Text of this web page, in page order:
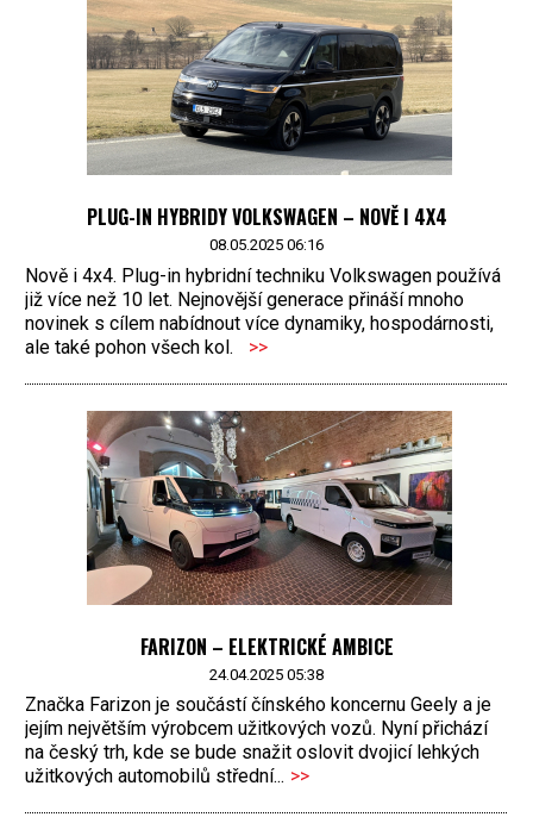
PLUG-IN HYBRIDY VOLKSWAGEN – NOVĚ I 4X4
08.05.2025 06:16
Nově i 4x4. Plug-in hybridní techniku Volkswagen používá
již více než 10 let. Nejnovější generace přináší mnoho
novinek s cílem nabídnout více dynamiky, hospodárnosti,
ale také pohon všech kol.
>>
FARIZON – ELEKTRICKÉ AMBICE
24.04.2025 05:38
Značka Farizon je součástí čínského koncernu Geely a je
jejím největším výrobcem užitkových vozů. Nyní přichází
na český trh, kde se bude snažit oslovit dvojicí lehkých
užitkových automobilů střední... >>